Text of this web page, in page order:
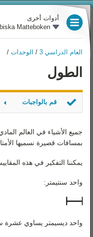
أدوات أخرى
Matteboken
العام الدراسي 3 / الوحدات /
الطول
قم بالواجبات
احسب عدد السنتيمترات
أحسب عدد المليمترات
جميع الأشياء في العالم
بمسافات قصيرة نسميها
يمكننا التفكير في هذه
واحد سنتيمتر:
واحد ديسيمتر يساوي عشرة
العام الدراسي 3
نظرة عامة
الأعداد
العمليات الحسابية
الوحدات
العام الدراسي 4
العام الدراسي 5
العام الدراسي 6
العام الدراسي 8
العام الدراسي 9
رياضيات 1
رياضيات 2
رياضيات 3